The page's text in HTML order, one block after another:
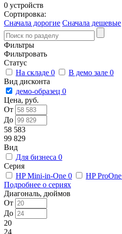
0 устройств
Сортировка:
Сначала дорогие Сначала дешевые
Фильтры
Фильтровать
Статус
На складе 0 В демо зале 0
Вид дисконта
демо-образец 0
Цена, руб.
От
До
58 583
99 829
Вид
Для бизнеса 0
Серия
HP Mini-in-One 0 HP ProOne
Подробнее о сериях
Диагональ, дюймов
От
До
20
24